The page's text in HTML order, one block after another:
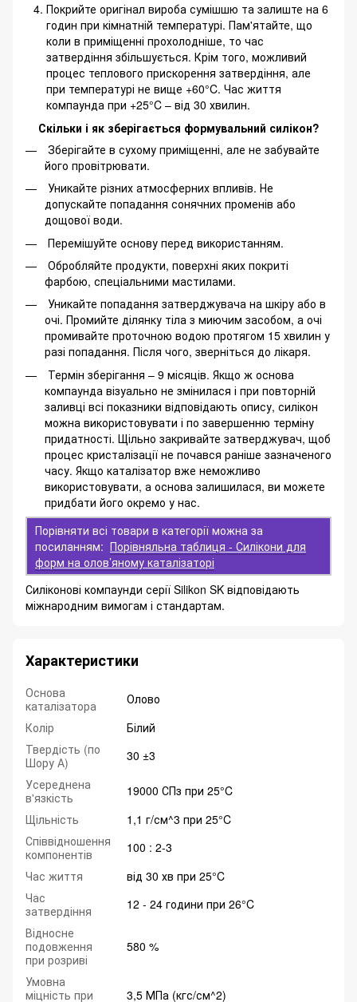
Покрийте оригінал вироба сумішшю та залиште на 6
годин при кімнатній температурі. Пам'ятайте, що
коли в приміщенні прохолодніше, то час
затвердіння збільшується. Крім того, можливий
процес теплового прискорення затвердіння, але
при температурі не вище +60°C. Час життя
компаунда при +25°C – від 30 хвилин.
Скільки і як зберігається формувальний силікон?
Зберігайте в сухому приміщенні, але не забувайте
його провітрювати.
Уникайте різних атмосферних впливів. Не
допускайте попадання сонячних променів або
дощової води.
Перемішуйте основу перед використанням.
Обробляйте продукти, поверхні яких покриті
фарбою, спеціальними мастилами.
Уникайте попадання затверджувача на шкіру або в
очі. Промийте ділянку тіла з миючим засобом, а очі
промивайте проточною водою протягом 15 хвилин у
разі попадання. Після чого, зверніться до лікаря.
Термін зберігання – 9 місяців. Якщо ж основа
компаунда візуально не змінилася і при повторній
заливці всі показники відповідають опису, силікон
можна використовувати і по завершенню терміну
придатності. Щільно закривайте затверджувач, щоб
процес кристалізації не почався раніше зазначеного
часу. Якщо каталізатор вже неможливо
використовувати, а основа залишилася, ви можете
придбати його окремо у нас.
Порівняти всі товари в категорії можна за
посиланням: Порівняльна таблиця - Силікони для
форм на олов’яному каталізаторі
Силіконові компаунди серії Silikon SK відповідають
міжнародним вимогам і стандартам.
Характеристики
Основа
каталізатора
Олово
Колір
Білий
Твердість (по
Шору А)
30 ±3
Усереднена
в'язкість
19000 СПз при 25°C
Щільність
1,1 г/см^3 при 25°C
Співвідношення
компонентів
100 : 2-3
Час життя
від 30 хв при 25°C
Час
затвердіння
12 - 24 години при 26°C
Відносне
подовження
при розриві
580 %
Умовна
міцність при
3,5 МПа (кгс/см^2)